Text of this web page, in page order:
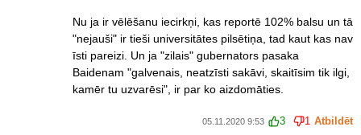
Nu ja ir vēlēšanu iecirkņi, kas reportē 102% balsu un tā
"nejauši" ir tieši universitātes pilsētiņa, tad kaut kas nav
īsti pareizi. Un ja "zilais" gubernators pasaka
Baidenam "galvenais, neatzīsti sakāvi, skaitīsim tik ilgi,
kamēr tu uzvarēsi", ir par ko aizdomāties.
05.11.2020 9:53 3 1 Atbildēt